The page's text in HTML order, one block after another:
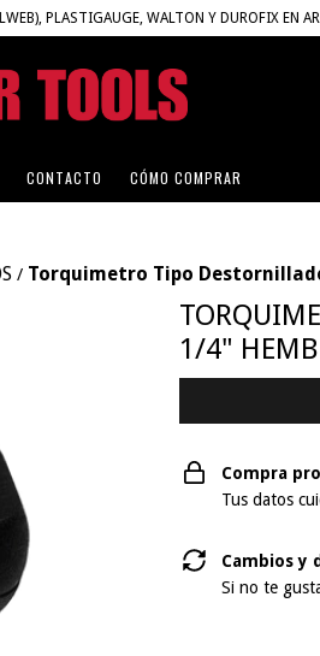
PLASTIGAUGE, WALTON Y DUROFIX EN
CONTACTO CÓMO COMPRAR
/ Torquimetro Tipo
1/4"
Compra
Tus datos
Cambios y
Si no te